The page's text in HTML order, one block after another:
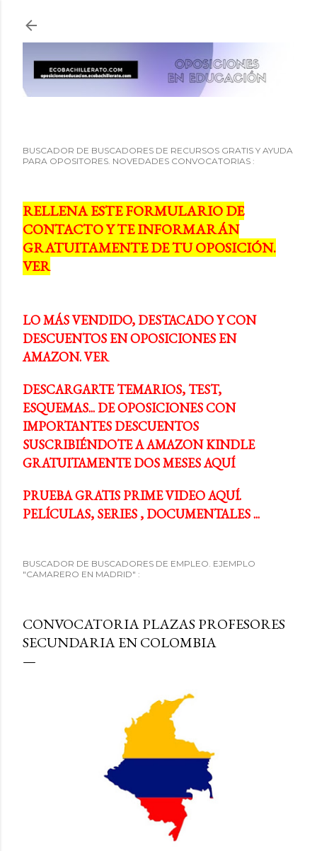
BUSCADOR DE BUSCADORES DE RECURSOS GRATIS Y AYUDA
PARA OPOSITORES. NOVEDADES CONVOCATORIAS :
RELLENA ESTE FORMULARIO DE
CONTACTO Y TE INFORMARÁN
GRATUITAMENTE DE TU OPOSICIÓN.
VER
LO MÁS VENDIDO, DESTACADO Y CON
DESCUENTOS EN OPOSICIONES EN
AMAZON. VER
DESCARGARTE TEMARIOS, TEST,
ESQUEMAS... DE OPOSICIONES CON
IMPORTANTES DESCUENTOS
SUSCRIBIÉNDOTE A AMAZON KINDLE
GRATUITAMENTE DOS MESES AQUÍ
PRUEBA GRATIS PRIME VIDEO AQUÍ.
PELÍCULAS, SERIES , DOCUMENTALES ...
BUSCADOR DE BUSCADORES DE EMPLEO. EJEMPLO
"CAMARERO EN MADRID" :
CONVOCATORIA PLAZAS PROFESORES
SECUNDARIA EN COLOMBIA